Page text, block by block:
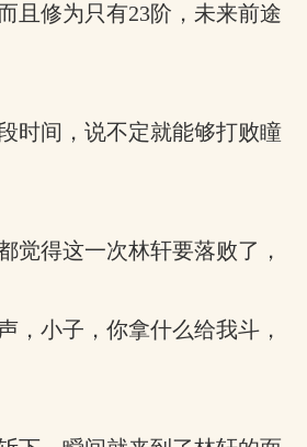
且修为只有23阶，未来前途
时间，说不定就能够打败瞳
觉得这一次林轩要落败了，
，小子，你拿什么给我斗，